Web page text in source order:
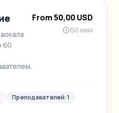
60
From 50,00 USD
60 мин
Преподавателей: 1